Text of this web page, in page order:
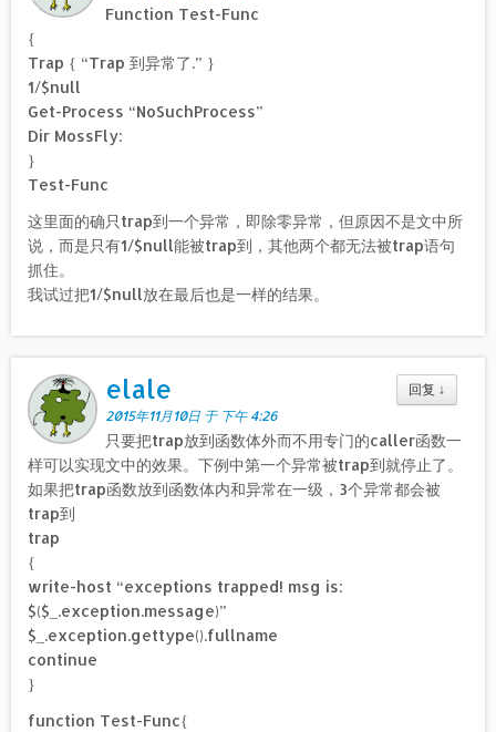
Function Test-Func
{
Trap { “Trap 到异常了.” }
1/$null
Get-Process “NoSuchProcess”
Dir MossFly:
}
Test-Func
这里面的确只trap到一个异常，即除零异常，但原因不是文中所
说，而是只有1/$null能被trap到，其他两个都无法被trap语句
抓住。
我试过把1/$null放在最后也是一样的结果。
回复 ↓
elale
2015年11月10日 于 下午 4:26
只要把trap放到函数体外而不用专门的caller函数一
样可以实现文中的效果。下例中第一个异常被trap到就停止了。
如果把trap函数放到函数体内和异常在一级，3个异常都会被
trap到
trap
{
write-host “exceptions trapped! msg is:
$($_.exception.message)”
$_.exception.gettype().fullname
continue
}
function Test-Func{